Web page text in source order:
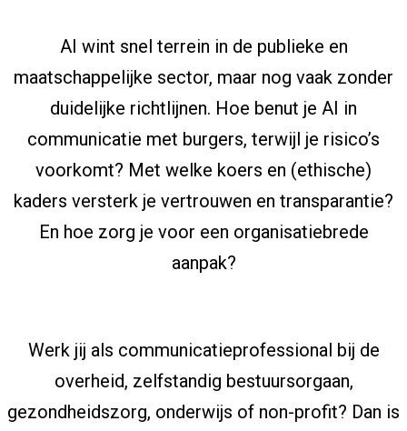
AI wint snel terrein in de publieke en
maatschappelijke sector, maar nog vaak zonder
duidelijke richtlijnen. Hoe benut je AI in
communicatie met burgers, terwijl je risico’s
voorkomt? Met welke koers en (ethische)
kaders versterk je vertrouwen en transparantie?
En hoe zorg je voor een organisatiebrede
aanpak?
Werk jij als communicatieprofessional bij de
overheid, zelfstandig bestuursorgaan,
gezondheidszorg, onderwijs of non-profit? Dan is